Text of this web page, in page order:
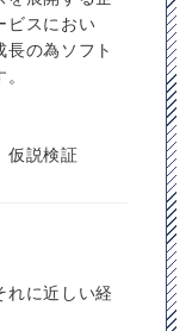
ビスにおい
の為ソフト
仮説検証
れに近しい経